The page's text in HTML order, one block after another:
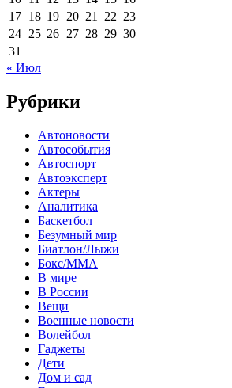
17 18 19 20 21 22 23
24 25 26 27 28 29 30
31
« Июл
Рубрики
Автоновости
Автособытия
Автоспорт
Автоэксперт
Актеры
Аналитика
Баскетбол
Безумный мир
Биатлон/Лыжи
Бокс/MMA
В мире
В России
Вещи
Военные новости
Волейбол
Гаджеты
Дети
Дом и сад